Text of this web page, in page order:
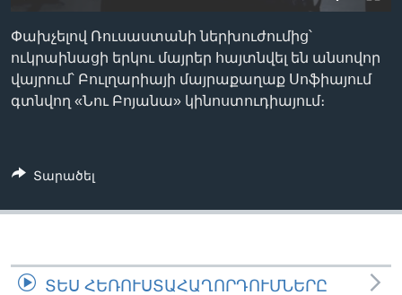
Փախչելով Ռուսաստանի ներխուժումից՝
ուկրաինացի երկու մայրեր հայտնվել են անսովոր
վայրում՝ Բուլղարիայի մայրաքաղաք Սոֆիայում
գտնվող «Նու Բոյանա» կինոստուդիայում։
Տարածել
ՏԵՍ ՀԵՌՈՒՍՏԱՀԱՂՈՐԴՈՒՄՆԵՐԸ